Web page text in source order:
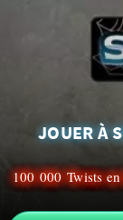
JOUER À
100 000 Twists